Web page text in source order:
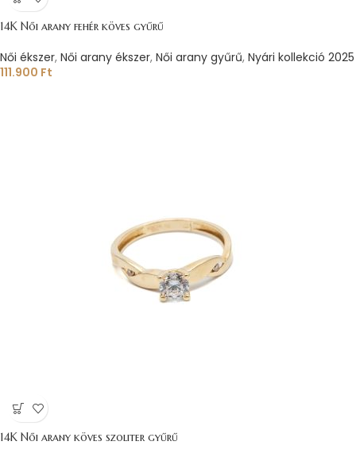
14K Női arany fehér köves gyűrű
Női ékszer, Női arany ékszer, Női arany gyűrű, Nyári kollekció 2025
111.900 Ft
14K Női arany köves szoliter gyűrű